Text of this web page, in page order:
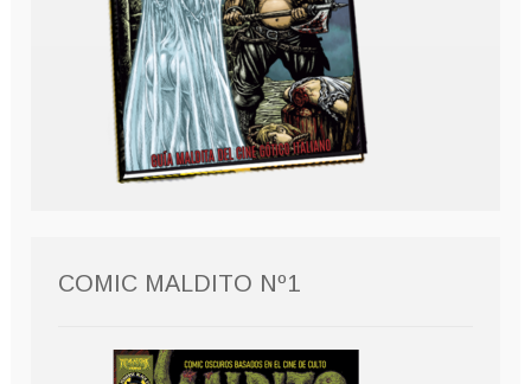
COMIC MALDITO Nº1